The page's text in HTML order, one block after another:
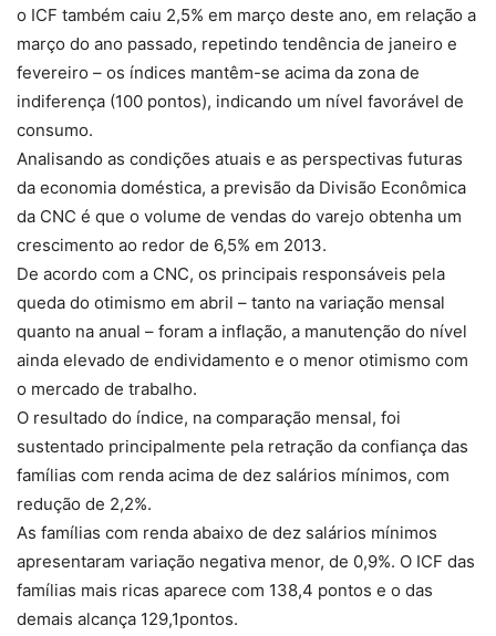
o ICF também caiu 2,5% em março deste ano, em relação a
março do ano passado, repetindo tendência de janeiro e
fevereiro – os índices mantêm-se acima da zona de
indiferença (100 pontos), indicando um nível favorável de
consumo.
Analisando as condições atuais e as perspectivas futuras
da economia doméstica, a previsão da Divisão Econômica
da CNC é que o volume de vendas do varejo obtenha um
crescimento ao redor de 6,5% em 2013.
De acordo com a CNC, os principais responsáveis pela
queda do otimismo em abril – tanto na variação mensal
quanto na anual – foram a inflação, a manutenção do nível
ainda elevado de endividamento e o menor otimismo com
o mercado de trabalho.
O resultado do índice, na comparação mensal, foi
sustentado principalmente pela retração da confiança das
famílias com renda acima de dez salários mínimos, com
redução de 2,2%.
As famílias com renda abaixo de dez salários mínimos
apresentaram variação negativa menor, de 0,9%. O ICF das
famílias mais ricas aparece com 138,4 pontos e o das
demais alcança 129,1pontos.